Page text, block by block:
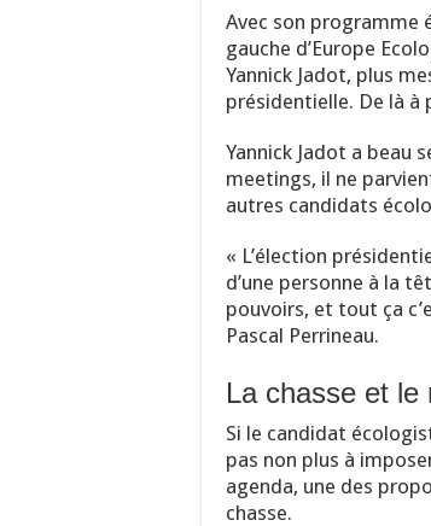
Avec son programme
gauche d’Europe
Yannick Jadot, plus
présidentielle. De là à
Yannick Jadot a beau
meetings, il ne
autres candidats
« L’élection
d’une personne à la
pouvoirs, et tout ça
Pascal Perrineau.
La chasse et le
Si le candidat
pas non plus à
agenda, une des
chasse.